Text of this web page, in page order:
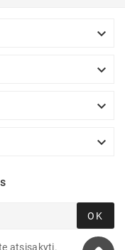




OK
atsisakyti.